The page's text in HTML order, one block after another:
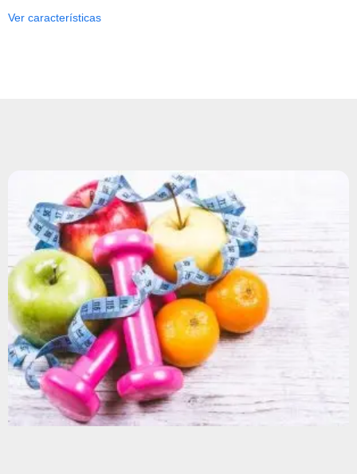
Ver características